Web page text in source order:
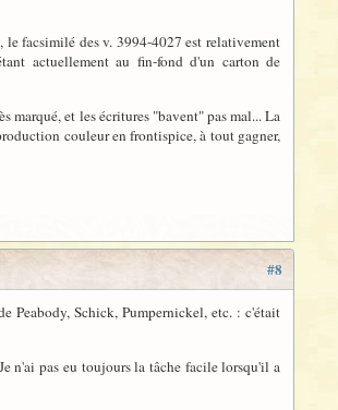
facsimilé des v. 3994-4027 est relativement
actuellement au fin-fond d'un carton de
marqué, et les écritures "bavent" pas mal... La
couleur en frontispice, à tout gagner,
#8
Peabody, Schick, Pumpernickel, etc. : c'était
n'ai pas eu toujours la tâche facile lorsqu'il a